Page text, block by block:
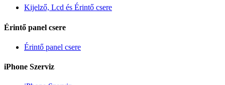
Kijelző, Lcd és Érintő csere
Érintő panel csere
Érintő panel csere
iPhone Szerviz